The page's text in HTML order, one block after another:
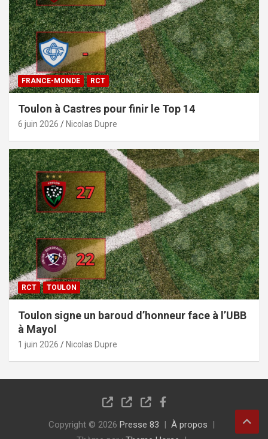
FRANCE-MONDE RCT
Toulon à Castres pour finir le Top 14
6 juin 2026 Nicolas Dupre
RCT TOULON
Toulon signe un baroud d’honneur face à l’UBB
à Mayol
1 juin 2026 Nicolas Dupre
Copyright © 2026 Presse 83
À propos